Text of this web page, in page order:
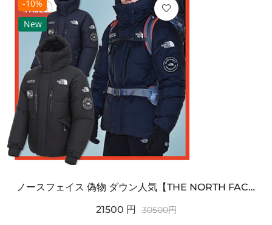
-10%
New
ノースフェイス 偽物 ダウン人気【THE NORTH FACE】M'S 7 SUMMIT HIM...
21500 円 30500円